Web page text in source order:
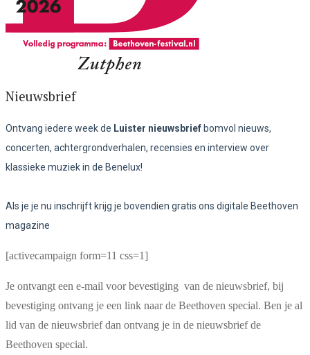
Nieuwsbrief
Ontvang iedere week de Luister nieuwsbrief bomvol nieuws,
concerten, achtergrondverhalen, recensies en interview over
klassieke muziek in de Benelux!
Als je je nu inschrijft krijg je bovendien gratis ons digitale Beethoven
magazine
[activecampaign form=11 css=1]
Je ontvangt een e-mail voor bevestiging van de nieuwsbrief, bij
bevestiging ontvang je een link naar de Beethoven special. Ben je al
lid van de nieuwsbrief dan ontvang je in de nieuwsbrief de
Beethoven special.